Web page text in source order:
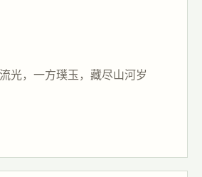
光，一方璞玉，藏尽山河岁